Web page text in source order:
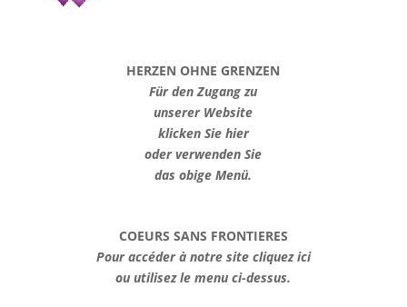
HERZEN OHNE GRENZEN
Für den Zugang zu
unserer Website
klicken Sie hier
oder verwenden Sie
das obige Menü.
COEURS SANS FRONTIERES
Pour accéder à notre site cliquez ici
ou utilisez le menu ci-dessus.